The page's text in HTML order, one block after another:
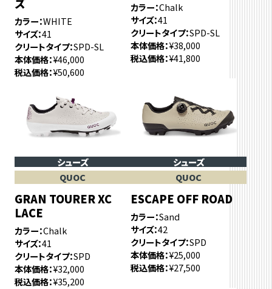
カラー WHITE
サイズ 41
クリートタイプ SPD-SL
本体価格 ¥46,000
税込価格 ¥50,600
カラー Chalk
サイズ 41
クリートタイプ SPD-SL
本体価格 ¥38,000
税込価格 ¥41,800
シューズ
QUOC
GRAN TOURER XC
LACE
カラー Chalk
サイズ 41
クリートタイプ SPD
本体価格 ¥32,000
税込価格 ¥35,200
シューズ
QUOC
ESCAPE OFF ROAD
カラー Sand
サイズ 42
クリートタイプ SPD
本体価格 ¥25,000
税込価格 ¥27,500